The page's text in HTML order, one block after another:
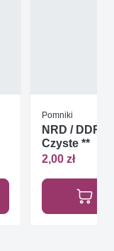
Pomniki
NRD / DDR
Czyste **
2,00 zł